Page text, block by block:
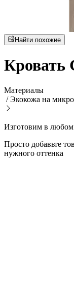
Найти похожие
Кровать
Материалы
/Экокожа на
Изготовим в любом
Просто добавьте
нужного оттенка